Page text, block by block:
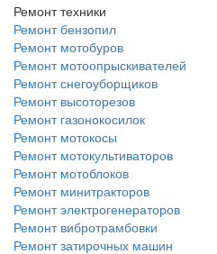
Ремонт техники
Ремонт бензопил
Ремонт мотобуров
Ремонт мотоопрыскивателей
Ремонт снегоуборщиков
Ремонт высоторезов
Ремонт газонокосилок
Ремонт мотокосы
Ремонт мотокультиваторов
Ремонт мотоблоков
Ремонт минитракторов
Ремонт электрогенераторов
Ремонт вибротрамбовки
Ремонт затирочных машин